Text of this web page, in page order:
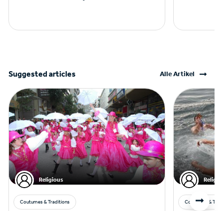
Suggested articles Alle Artikel
Religious
Coutumes & Traditions Coutumes &